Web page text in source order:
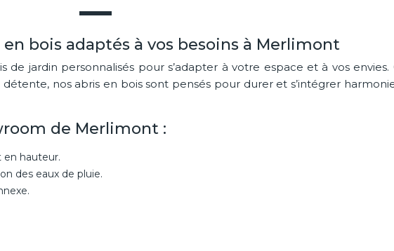
bois adaptés à vos besoins à Merlimont
de jardin personnalisés pour s’adapter à votre espace et à vos
nos abris en bois sont pensés pour durer et s’intégrer
de Merlimont :
en hauteur.
des eaux de pluie.